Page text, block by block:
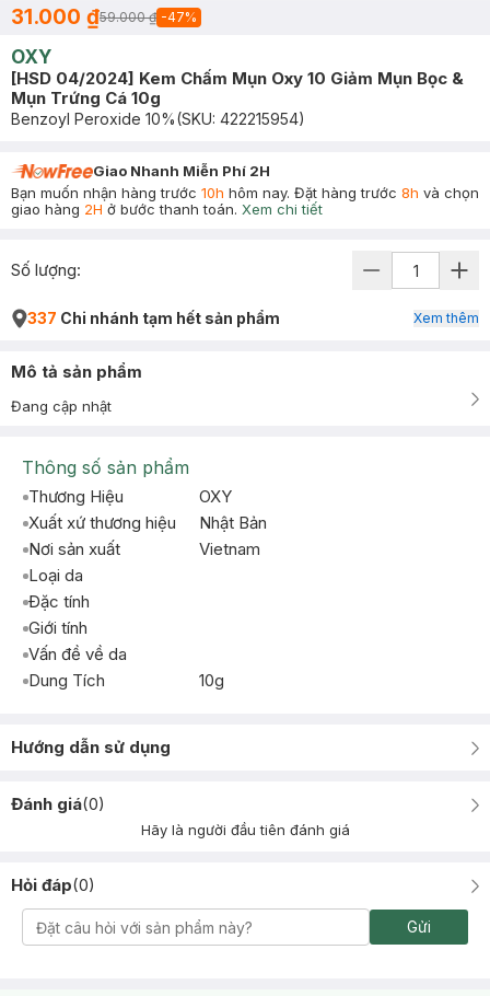
31.000 ₫59.000 ₫ -47%
OXY
[HSD 04/2024] Kem Chấm Mụn Oxy 10 Giảm Mụn Bọc &
Mụn Trứng Cá 10g
Benzoyl Peroxide 10%(SKU: 422215954)
Giao Nhanh Miễn Phí 2H
Bạn muốn nhận hàng trước 10h hôm nay. Đặt hàng trước 8h và chọn
giao hàng 2H ở bước thanh toán. Xem chi tiết
Số lượng:
337 Chi nhánh tạm hết sản phẩm Xem thêm
Mô tả sản phẩm
Đang cập nhật
Thông số sản phẩm
Thương Hiệu
OXY
Xuất xứ thương hiệu
Nhật Bản
Nơi sản xuất
Vietnam
Loại da
Đặc tính
Giới tính
Vấn đề về da
Dung Tích
10g
Hướng dẫn sử dụng
Đánh giá(0)
Hãy là người đầu tiên đánh giá
Hỏi đáp(0)
Gửi